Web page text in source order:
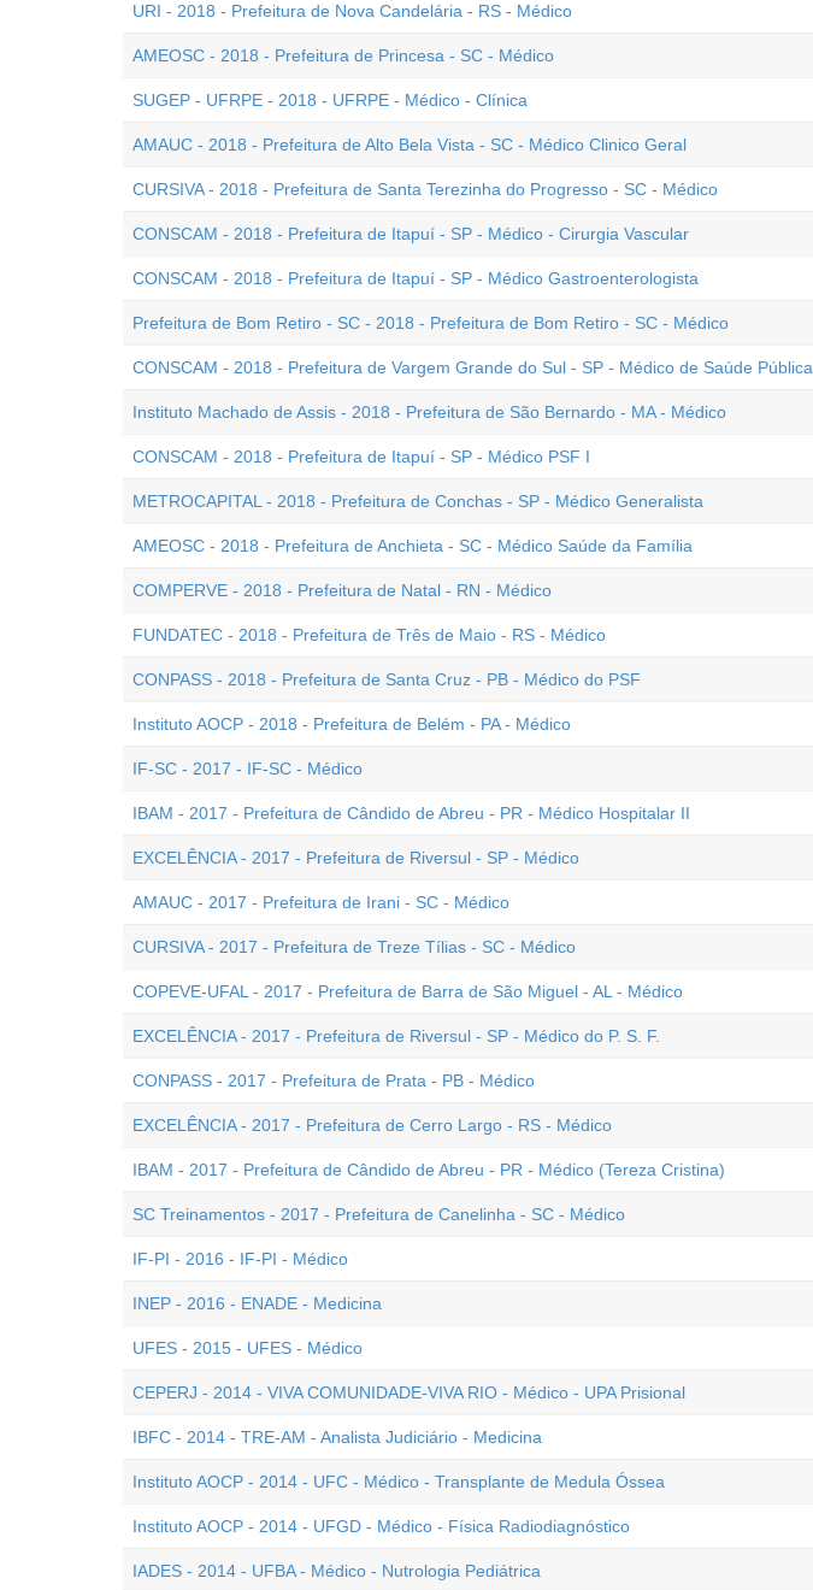
URI - 2018 - Prefeitura de Nova Candelária - RS - Médico
AMEOSC - 2018 - Prefeitura de Princesa - SC - Médico
SUGEP - UFRPE - 2018 - UFRPE - Médico - Clínica
AMAUC - 2018 - Prefeitura de Alto Bela Vista - SC - Médico Clinico Geral
CURSIVA - 2018 - Prefeitura de Santa Terezinha do Progresso - SC - Médico
CONSCAM - 2018 - Prefeitura de Itapuí - SP - Médico - Cirurgia Vascular
CONSCAM - 2018 - Prefeitura de Itapuí - SP - Médico Gastroenterologista
Prefeitura de Bom Retiro - SC - 2018 - Prefeitura de Bom Retiro - SC - Médico
CONSCAM - 2018 - Prefeitura de Vargem Grande do Sul - SP - Médico de Saúde Pública
Instituto Machado de Assis - 2018 - Prefeitura de São Bernardo - MA - Médico
CONSCAM - 2018 - Prefeitura de Itapuí - SP - Médico PSF I
METROCAPITAL - 2018 - Prefeitura de Conchas - SP - Médico Generalista
AMEOSC - 2018 - Prefeitura de Anchieta - SC - Médico Saúde da Família
COMPERVE - 2018 - Prefeitura de Natal - RN - Médico
FUNDATEC - 2018 - Prefeitura de Três de Maio - RS - Médico
CONPASS - 2018 - Prefeitura de Santa Cruz - PB - Médico do PSF
Instituto AOCP - 2018 - Prefeitura de Belém - PA - Médico
IF-SC - 2017 - IF-SC - Médico
IBAM - 2017 - Prefeitura de Cândido de Abreu - PR - Médico Hospitalar II
EXCELÊNCIA - 2017 - Prefeitura de Riversul - SP - Médico
AMAUC - 2017 - Prefeitura de Irani - SC - Médico
CURSIVA - 2017 - Prefeitura de Treze Tílias - SC - Médico
COPEVE-UFAL - 2017 - Prefeitura de Barra de São Miguel - AL - Médico
EXCELÊNCIA - 2017 - Prefeitura de Riversul - SP - Médico do P. S. F.
CONPASS - 2017 - Prefeitura de Prata - PB - Médico
EXCELÊNCIA - 2017 - Prefeitura de Cerro Largo - RS - Médico
IBAM - 2017 - Prefeitura de Cândido de Abreu - PR - Médico (Tereza Cristina)
SC Treinamentos - 2017 - Prefeitura de Canelinha - SC - Médico
IF-PI - 2016 - IF-PI - Médico
INEP - 2016 - ENADE - Medicina
UFES - 2015 - UFES - Médico
CEPERJ - 2014 - VIVA COMUNIDADE-VIVA RIO - Médico - UPA Prisional
IBFC - 2014 - TRE-AM - Analista Judiciário - Medicina
Instituto AOCP - 2014 - UFC - Médico - Transplante de Medula Óssea
Instituto AOCP - 2014 - UFGD - Médico - Física Radiodiagnóstico
IADES - 2014 - UFBA - Médico - Nutrologia Pediátrica